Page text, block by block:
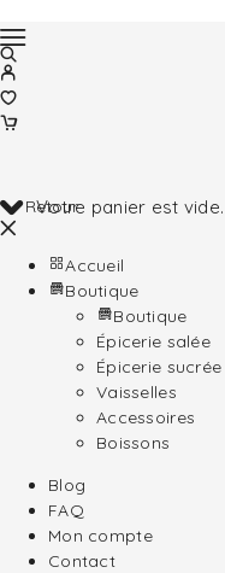
Votre panier est vide.
Retour
Accueil
Boutique
Boutique
Épicerie salée
Épicerie sucrée
Vaisselles
Accessoires
Boissons
Blog
FAQ
Mon compte
Contact